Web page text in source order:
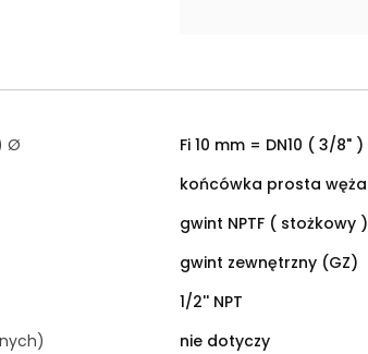
Ø
Fi 10 mm = DN10 ( 3/8" )
końcówka prosta węża
gwint NPTF ( stożkowy )
gwint zewnętrzny (GZ)
1/2'' NPT
nie dotyczy